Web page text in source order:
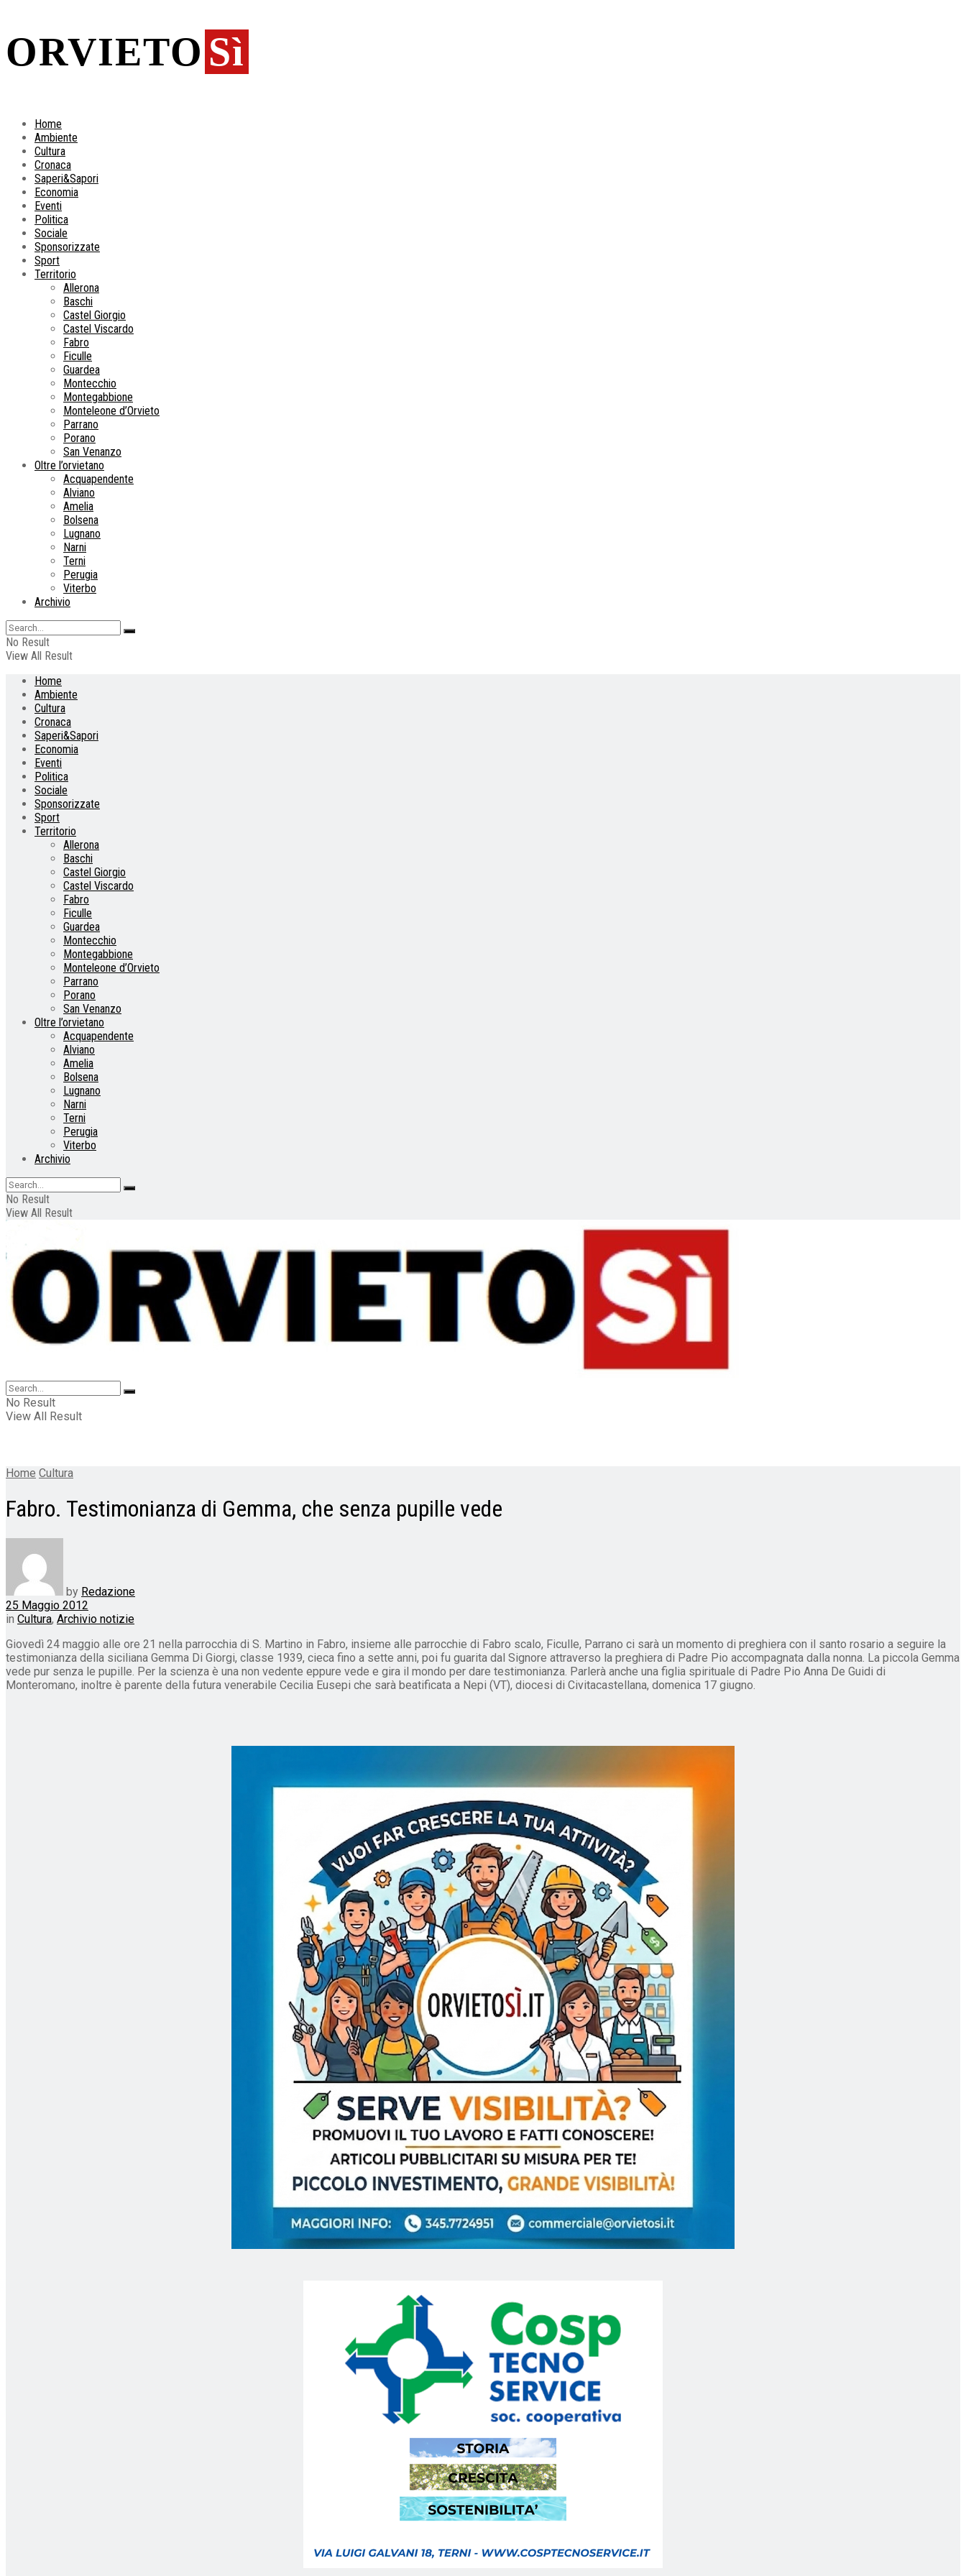
ORVIETO Sì
Home
Ambiente
Cultura
Cronaca
Saperi&Sapori
Economia
Eventi
Politica
Sociale
Sponsorizzate
Sport
Territorio
Allerona
Baschi
Castel Giorgio
Castel Viscardo
Fabro
Ficulle
Guardea
Montecchio
Montegabbione
Monteleone d’Orvieto
Parrano
Porano
San Venanzo
Oltre l’orvietano
Acquapendente
Alviano
Amelia
Bolsena
Lugnano
Narni
Terni
Perugia
Viterbo
Archivio
No Result
View All Result
Home
Ambiente
Cultura
Cronaca
Saperi&Sapori
Economia
Eventi
Politica
Sociale
Sponsorizzate
Sport
Territorio
Allerona
Baschi
Castel Giorgio
Castel Viscardo
Fabro
Ficulle
Guardea
Montecchio
Montegabbione
Monteleone d’Orvieto
Parrano
Porano
San Venanzo
Oltre l’orvietano
Acquapendente
Alviano
Amelia
Bolsena
Lugnano
Narni
Terni
Perugia
Viterbo
Archivio
No Result
View All Result
No Result
View All Result
Home Cultura
Fabro. Testimonianza di Gemma, che senza pupille vede
by Redazione
25 Maggio 2012
in Cultura, Archivio notizie
Giovedì 24 maggio alle ore 21 nella parrocchia di S. Martino in Fabro, insieme alle parrocchie di Fabro scalo, Ficulle, Parrano ci sarà un momento di preghiera con il santo rosario a seguire la
testimonianza della siciliana Gemma Di Giorgi, classe 1939, cieca fino a sette anni, poi fu guarita dal Signore attraverso la preghiera di Padre Pio accompagnata dalla nonna. La piccola Gemma
vede pur senza le pupille. Per la scienza è una non vedente eppure vede e gira il mondo per dare testimonianza. Parlerà anche una figlia spirituale di Padre Pio Anna De Guidi di
Monteromano, inoltre è parente della futura venerabile Cecilia Eusepi che sarà beatificata a Nepi (VT), diocesi di Civitacastellana, domenica 17 giugno.